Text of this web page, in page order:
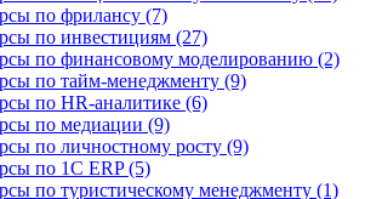
по фрилансу (7)
по инвестициям (27)
по финансовому моделированию (2)
по тайм-менеджменту (9)
по HR-аналитике (6)
по медиации (9)
по личностному росту (9)
по 1С ERP (5)
по туристическому менеджменту (1)